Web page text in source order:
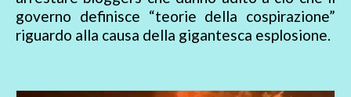
governo definisce “teorie della cospirazione”
riguardo alla causa della gigantesca esplosione.